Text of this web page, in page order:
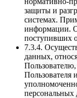
защиты и
системах.
информации.
поступивших
7.3.4.
данных,
Пользователя
персональных